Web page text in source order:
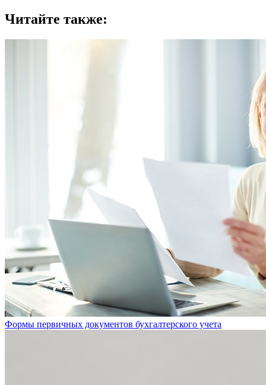
Читайте также:
Формы первичных документов бухгалтерского учета